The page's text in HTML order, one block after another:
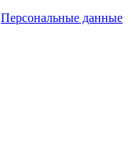
Персональные данные